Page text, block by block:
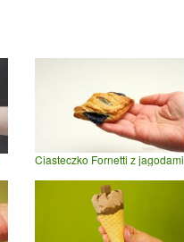
Ciasteczko Fornetti z jagodami